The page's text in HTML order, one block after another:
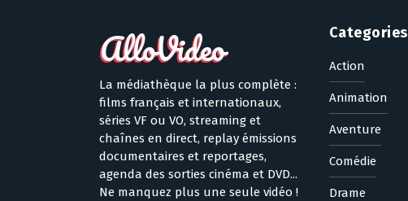
La médiathèque la plus complète :
films français et internationaux,
séries VF ou VO, streaming et
chaînes en direct, replay émissions
documentaires et reportages,
agenda des sorties cinéma et DVD...
Ne manquez plus une seule vidéo !
Categories
Action
Animation
Aventure
Comédie
Drame